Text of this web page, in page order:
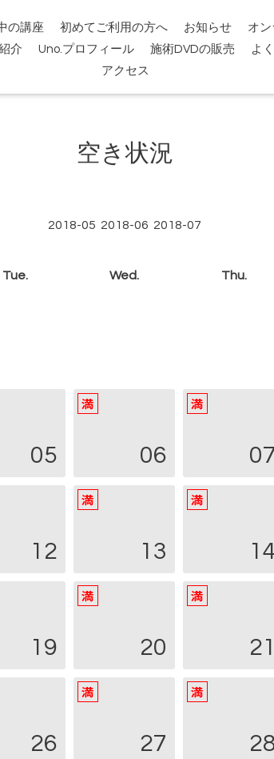
の講座 初めてご利用の方へ お知らせ オン
介 Uno.プロフィール 施術DVDの販売 よ
アクセス
空き状況
2018-05 2018-06 2018-07
Tue. Wed. Thu.
05 06 07
12 13 14
19 20 21
26 27